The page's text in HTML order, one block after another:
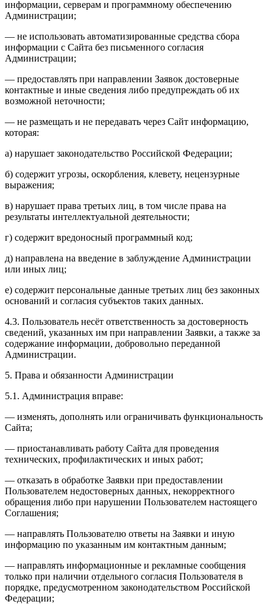
информации, серверам и программному обеспечению
Администрации;
— не использовать автоматизированные средства сбора
информации с Сайта без письменного согласия
Администрации;
— предоставлять при направлении Заявок достоверные
контактные и иные сведения либо предупреждать об их
возможной неточности;
— не размещать и не передавать через Сайт информацию,
которая:
а) нарушает законодательство Российской Федерации;
б) содержит угрозы, оскорбления, клевету, нецензурные
выражения;
в) нарушает права третьих лиц, в том числе права на
результаты интеллектуальной деятельности;
г) содержит вредоносный программный код;
д) направлена на введение в заблуждение Администрации
или иных лиц;
е) содержит персональные данные третьих лиц без законных
оснований и согласия субъектов таких данных.
4.3. Пользователь несёт ответственность за достоверность
сведений, указанных им при направлении Заявки, а также за
содержание информации, добровольно переданной
Администрации.
5. Права и обязанности Администрации
5.1. Администрация вправе:
— изменять, дополнять или ограничивать функциональность
Сайта;
— приостанавливать работу Сайта для проведения
технических, профилактических и иных работ;
— отказать в обработке Заявки при предоставлении
Пользователем недостоверных данных, некорректного
обращения либо при нарушении Пользователем настоящего
Соглашения;
— направлять Пользователю ответы на Заявки и иную
информацию по указанным им контактным данным;
— направлять информационные и рекламные сообщения
только при наличии отдельного согласия Пользователя в
порядке, предусмотренном законодательством Российской
Федерации;